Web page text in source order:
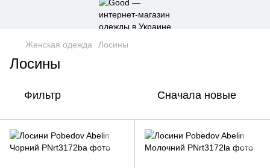
Женская одежда Лосины
Лосины
Фильтр Сначала новые